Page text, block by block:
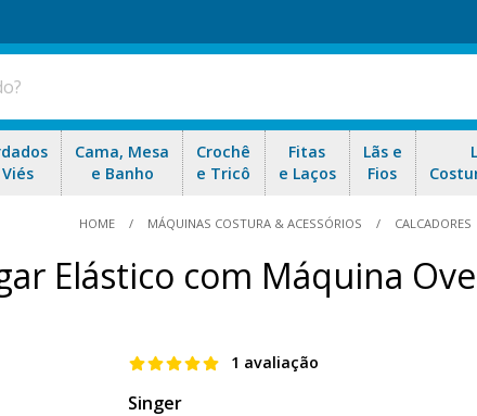
Cama, Mesa
e Banho
Crochê
e Tricô
Fitas
e Laços
Lãs e
Fios
HOME MÁQUINAS COSTURA & ACESSÓRIOS CALCADORES
Elástico com Máquina
1 avaliação
Singer